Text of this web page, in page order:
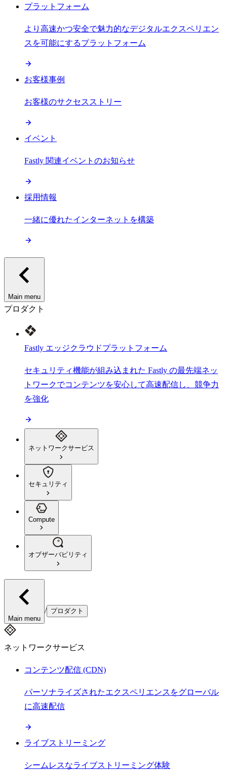
プラットフォーム
より高速かつ安全で魅力的なデジタルエクスペリエン
スを可能にするプラットフォーム
お客様事例
お客様のサクセスストリー
イベント
Fastly 関連イベントのお知らせ
採用情報
一緒に優れたインターネットを構築
Main menu
プロダクト
Fastly エッジクラウドプラットフォーム
セキュリティ機能が組み込まれた Fastly の最先端ネッ
トワークでコンテンツを安心して高速配信し、競争力
を強化
ネットワークサービス
セキュリティ
Compute
オブザーバビリティ
Main menu
/ プロダクト
ネットワークサービス
コンテンツ配信 (CDN)
パーソナライズされたエクスペリエンスをグローバル
に高速配信
ライブストリーミング
シームレスなライブストリーミング体験